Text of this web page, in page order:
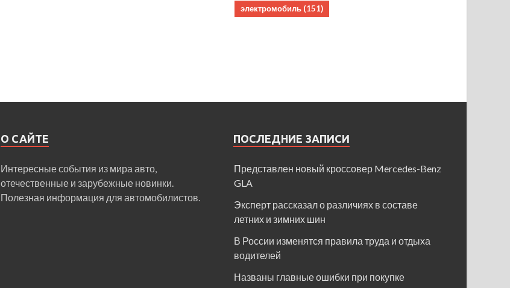
электромобиль (151)
О САЙТЕ
Интересные события из мира авто,
отечественные и зарубежные новинки.
Полезная информация для автомобилистов.
ПОСЛЕДНИЕ ЗАПИСИ
Представлен новый кроссовер Mercedes-Benz
GLA
Эксперт рассказал о различиях в составе
летних и зимних шин
В России изменятся правила труда и отдыха
водителей
Названы главные ошибки при покупке